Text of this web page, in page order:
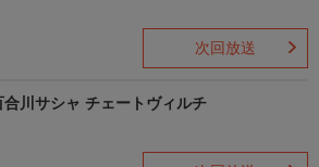
次回放送
合川サシャ チェートヴィルチ